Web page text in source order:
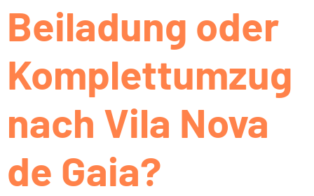
Beiladung oder
Komplettumzug
nach Vila Nova
de Gaia?